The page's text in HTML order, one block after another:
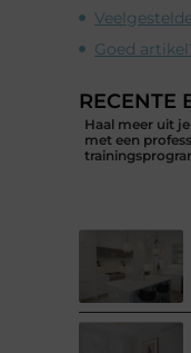
Goed
RECENTE
Haal meer uit
met een